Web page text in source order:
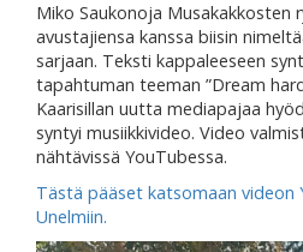
Miko Saukonoja Musakakkosten
avustajiensa kanssa biisin
sarjaan. Teksti kappaleeseen
tapahtuman teeman ”Dream
Kaarisillan uutta mediapajaa
syntyi musiikkivideo. Video
nähtävissä YouTubessa.
Tästä pääset katsomaan videon
Unelmiin.